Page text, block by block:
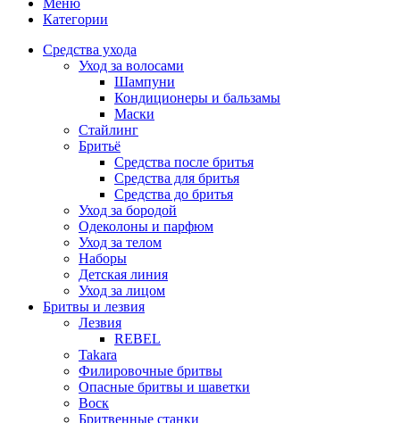
Категории
Средства ухода
Уход за волосами
Шампуни
Кондиционеры и бальзамы
Маски
Стайлинг
Бритьё
Средства после бритья
Средства для бритья
Средства до бритья
Уход за бородой
Одеколоны и парфюм
Уход за телом
Наборы
Детская линия
Уход за лицом
Бритвы и лезвия
Лезвия
REBEL
Takara
Филировочные бритвы
Опасные бритвы и шаветки
Воск
Бритвенные станки